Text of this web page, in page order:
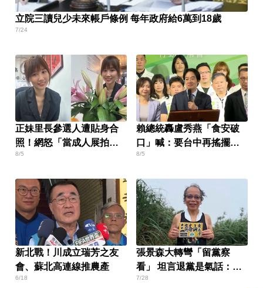
立院三讀兒少未來帳戶條例 每年政府給6萬到18歲
7/24
正妹里長參選人遭貼身合
照！網怒「當成人展拍」
本人回應了
8/5
賴總統轟盧秀燕「食安破
口」喊：要台中再搖擺一
次
8/5
新北戰！川成立瑞芳之友
會、蘇北高連線推農產
6/18
張景森大轉彎「留黨察
看」 坦言退黨是氣話：當
民進黨烏鴉
7/28